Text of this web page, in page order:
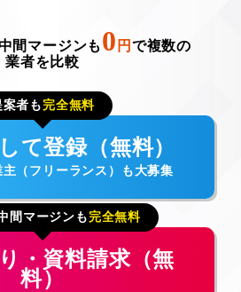
間マージンも 0 円 で複数の
業者を比較
案者も 完全無料
て登録（無料）
（フリーランス）も大募集
間マージンも 完全無料
・資料請求（無
料）